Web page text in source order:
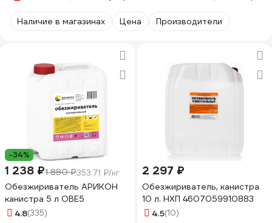
Наличие в магазинах Цена Производители
-34%
1 238 ₽1 880 ₽353.71 ₽/кг
Обезжириватель АРИКОН
канистра 5 л OBE5
4.8(335)
2 297 ₽
Обезжириватель, канистра
10 л. НХП 4607059910883
4.5(10)